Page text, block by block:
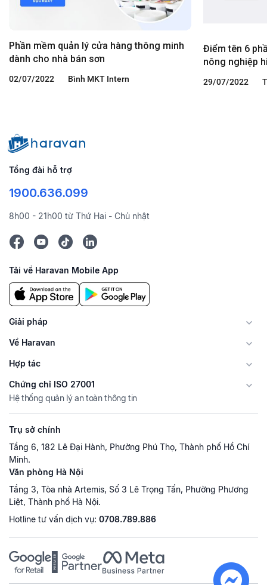
Phần mềm quản lý cửa hàng thông minh
dành cho nhà bán sơn
02/07/2022 Bình MKT Intern
Điểm tên 6
nông nghiệp
29/07/2022
Tổng đài hỗ trợ
1900.636.099
8h00 - 21h00 từ Thứ Hai - Chủ nhật
Tải về Haravan Mobile App
Giải pháp
Về Haravan
Hợp tác
Chứng chỉ ISO 27001
Hệ thống quản lý an toàn thông tin
Trụ sở chính
Tầng 6, 182 Lê Đại Hành, Phường Phú Thọ, Thành phố Hồ Chí
Minh.
Văn phòng Hà Nội
Tầng 3, Tòa nhà Artemis, Số 3 Lê Trọng Tấn, Phường Phương
Liệt, Thành phố Hà Nội.
Hotline tư vấn dịch vụ: 0708.789.886